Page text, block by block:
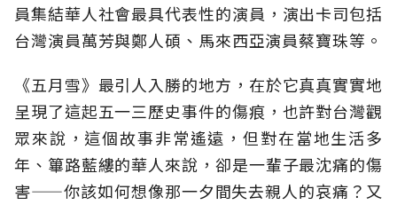
員集結華人社會最具代表性的演員，演出卡司包括
台灣演員萬芳與鄭人碩、馬來西亞演員蔡寶珠等。
《五月雪》最引人入勝的地方，在於它真真實實地
呈現了這起五一三歷史事件的傷痕，也許對台灣觀
眾來說，這個故事非常遙遠，但對在當地生活多
年、篳路藍縷的華人來說，卻是一輩子最沈痛的傷
害——你該如何想像那一夕間失去親人的哀痛？又